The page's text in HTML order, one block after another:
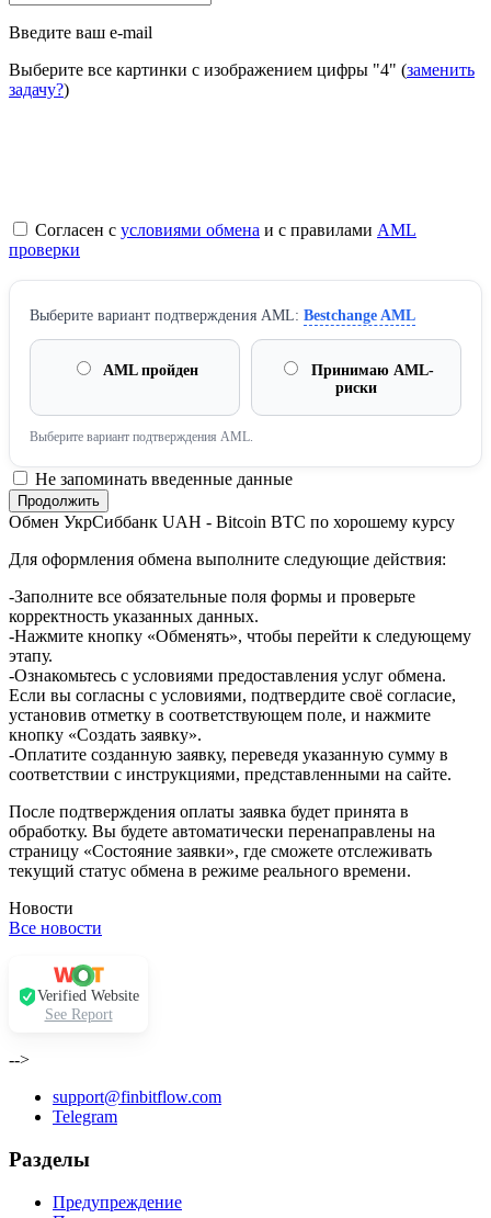
Введите ваш e-mail
Выберите все картинки с изображением цифры "4" (заменить
задачу?)
Согласен с условиями обмена и с правилами AML
проверки
Выберите вариант подтверждения AML: Bestchange AML
AML пройден
Принимаю AML-
риски
Выберите вариант подтверждения AML.
Не запоминать введенные данные
Обмен УкрСиббанк UAH - Bitcoin BTC по хорошему курсу
Для оформления обмена выполните следующие действия:
-Заполните все обязательные поля формы и проверьте
корректность указанных данных.
-Нажмите кнопку «Обменять», чтобы перейти к следующему
этапу.
-Ознакомьтесь с условиями предоставления услуг обмена.
Если вы согласны с условиями, подтвердите своё согласие,
установив отметку в соответствующем поле, и нажмите
кнопку «Создать заявку».
-Оплатите созданную заявку, переведя указанную сумму в
соответствии с инструкциями, представленными на сайте.
После подтверждения оплаты заявка будет принята в
обработку. Вы будете автоматически перенаправлены на
страницу «Состояние заявки», где сможете отслеживать
текущий статус обмена в режиме реального времени.
Новости
Все новости
Verified Website
See Report
-->
support@finbitflow.com
Telegram
Разделы
Предупреждение